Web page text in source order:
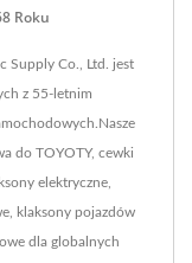
Roku
Supply Co., Ltd. jest
z 55-letnim
do TOYOTY, cewki
elektryczne,
klaksony pojazdów
dla globalnych